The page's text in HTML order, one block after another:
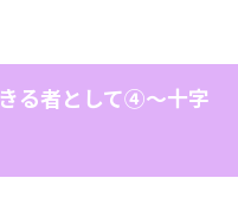
る者として④〜十字